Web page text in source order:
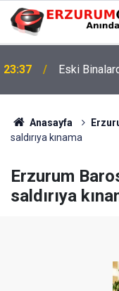
23:37 Eski
Anasayfa
saldırıya kınama
Erzurum
saldırıya